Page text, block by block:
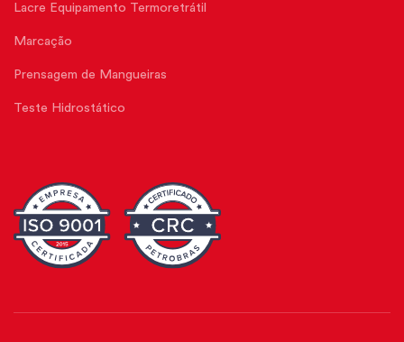
Lacre Equipamento Termoretrátil
Marcação
Prensagem de Mangueiras
Teste Hidrostático